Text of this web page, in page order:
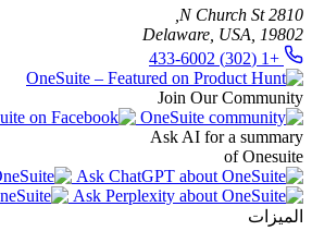
2810 N Church St,
Delaware, USA, 19802
+1 (302) 433-6002
Join Our Community
Ask AI for a summary
of Onesuite
الميزات